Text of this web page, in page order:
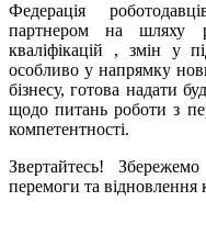
Федерація
партнером на шляху
кваліфікацій , змін у
особливо у напрямку
бізнесу, готова надати
щодо питань роботи з
компетентності.
Звертайтесь!
перемоги та відновлення